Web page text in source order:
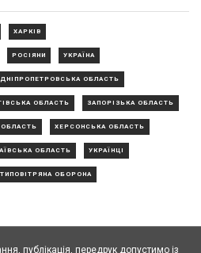
ХАРКІВ
РОСІЯНИ УКРАЇНА
ДНІПРОПЕТРОВСЬКА ОБЛАСТЬ
ОБЛАСТЬ ЗАПОРІЗЬКА ОБЛАСТЬ
ХЕРСОНСЬКА ОБЛАСТЬ
ОБЛАСТЬ УКРАЇНЦІ
ОБОРОНА
публiкацiя, передрук допустимо із